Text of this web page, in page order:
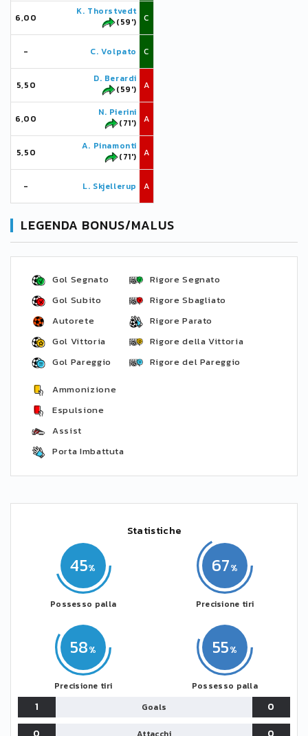
6,00
K. Thorstvedt
(59')
C
- C. Volpato C
5,50
D. Berardi
(59')
A
6,00
N. Pierini
(71')
A
5,50
A. Pinamonti
(71')
A
- L. Skjellerup A
LEGENDA BONUS/MALUS
Gol Segnato
Gol Subito
Autorete
Gol Vittoria
Gol Pareggio
Rigore Segnato
Rigore Sbagliato
Rigore Parato
Rigore della Vittoria
Rigore del Pareggio
Ammonizione
Espulsione
Assist
Porta Imbattuta
Statistiche
45
Possesso palla
58
Precisione tiri
55
Possesso palla
67
Precisione tiri
1 Goals
0